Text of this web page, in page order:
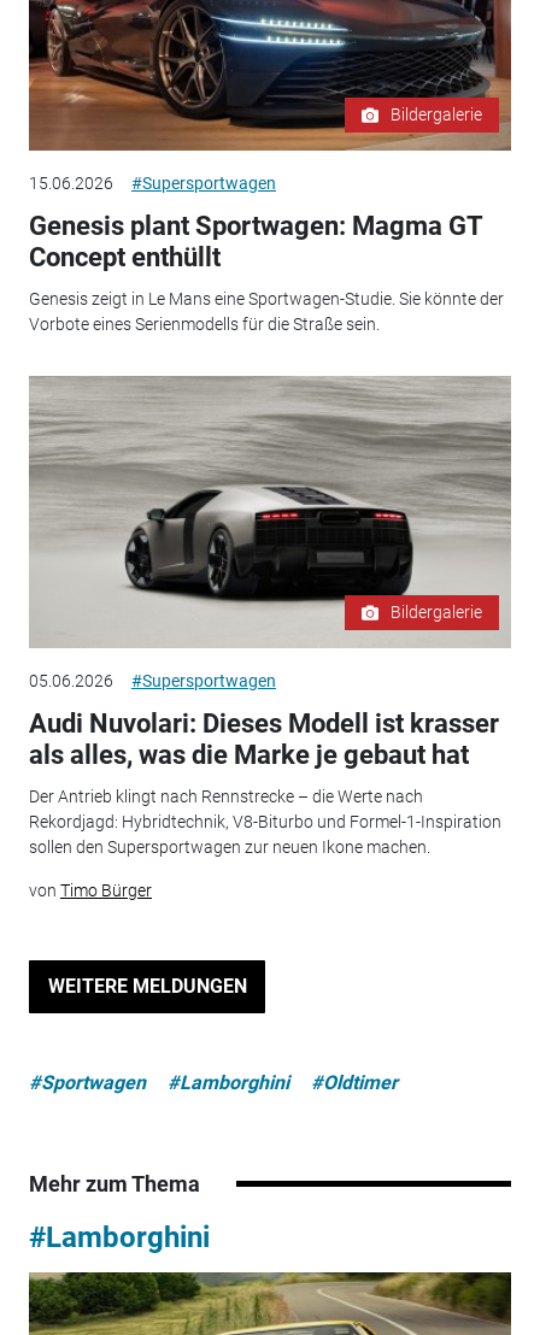
Bildergalerie
15.06.2026 #Supersportwagen
Genesis plant Sportwagen: Magma GT
Concept enthüllt
Genesis zeigt in Le Mans eine Sportwagen-Studie. Sie könnte der
Vorbote eines Serienmodells für die Straße sein.
Bildergalerie
05.06.2026 #Supersportwagen
Audi Nuvolari: Dieses Modell ist krasser
als alles, was die Marke je gebaut hat
Der Antrieb klingt nach Rennstrecke – die Werte nach
Rekordjagd: Hybridtechnik, V8-Biturbo und Formel-1-Inspiration
sollen den Supersportwagen zur neuen Ikone machen.
von Timo Bürger
WEITERE MELDUNGEN
#Sportwagen #Lamborghini #Oldtimer
Mehr zum Thema
#Lamborghini